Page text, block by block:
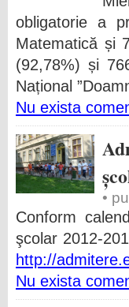
obligatorie a
Matematică și
(92,78%) și
Național
Nu exista
•
Conform
şcolar 2012-
http://
Nu exista